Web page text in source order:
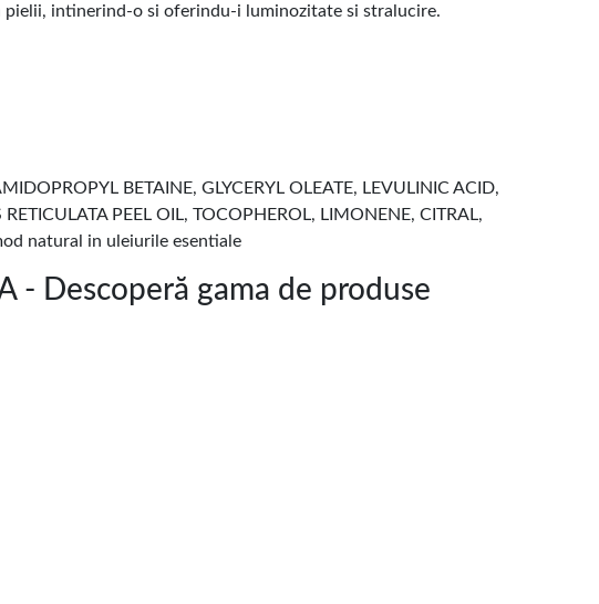
intinerind-o si oferindu-i luminozitate si stralucire.
BETAINE, GLYCERYL OLEATE, LEVULINIC ACID,
PEEL OIL, TOCOPHEROL, LIMONENE, CITRAL,
natural in uleiurile esentiale
- Descoperă gama de produse